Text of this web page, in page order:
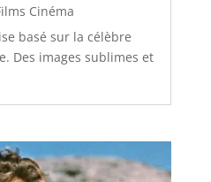
Cinéma
basé sur la célèbre
Des images sublimes et